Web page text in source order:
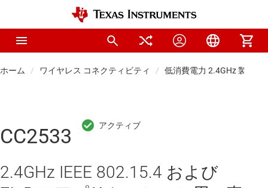
ホーム ワイヤレス コネクティビティ 低消費電力 2.4GHz 製品
CC2533
2.4GHz IEEE 802.15.4 および